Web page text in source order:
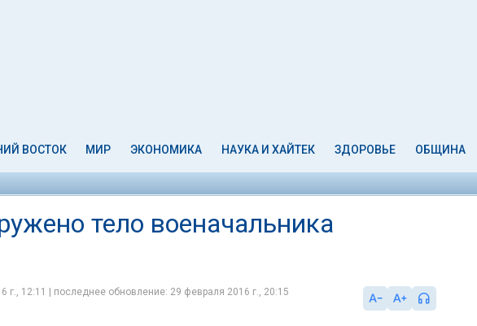
ВОСТОК МИР ЭКОНОМИКА НАУКА И ХАЙТЕК ЗДОРОВЬЕ ОБЩИНА
тело военачальника
г., 12:11 | последнее обновление: 29 февраля 2016 г., 20:15